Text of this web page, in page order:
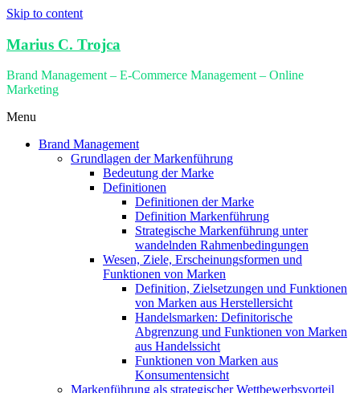
Skip to content
Marius C. Trojca
Brand Management – E-Commerce Management – Online
Marketing
Menu
Brand Management
Grundlagen der Markenführung
Bedeutung der Marke
Definitionen
Definitionen der Marke
Definition Markenführung
Strategische Markenführung unter
wandelnden Rahmenbedingungen
Wesen, Ziele, Erscheinungsformen und
Funktionen von Marken
Definition, Zielsetzungen und Funktionen
von Marken aus Herstellersicht
Handelsmarken: Definitorische
Abgrenzung und Funktionen von Marken
aus Handelssicht
Funktionen von Marken aus
Konsumentensicht
Markenführung als strategischer Wettbewerbsvorteil